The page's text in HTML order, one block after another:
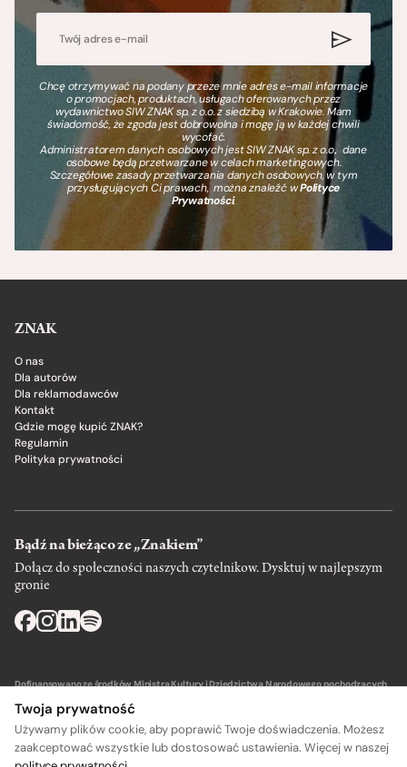
Chcę otrzymywać na podany przeze mnie adres e-mail informacje
o promocjach, produktach, usługach oferowanych przez
wydawnictwo SIW ZNAK sp. z o.o. z siedzibą w Krakowie. Mam
świadomość, że zgoda jest dobrowolna i mogę ją w każdej chwili
wycofać.
Administratorem danych osobowych jest SIW ZNAK sp. z o.o., dane
osobowe będą przetwarzane w celach marketingowych.
Szczegółowe zasady przetwarzania danych osobowych, w tym
przysługujących Ci prawach, można znaleźć wPolityce
Prywatności.
ZNAK
O nas
Dla autorów
Dla reklamodawców
Kontakt
Gdzie mogę kupić ZNAK?
Regulamin
Polityka prywatności
Bądź na bieżąco ze „Znakiem”
Dołącz do społeczności naszych czytelnikow. Dysktuj w najlepszym
gronie
Dofinansowano ze środków Ministra Kultury i Dziedzictwa Narodowego pochodzących
Twoja prywatność
Używamy plików cookie, aby poprawić Twoje doświadczenia. Możesz
zaakceptować wszystkie lub dostosować ustawienia. Więcej w naszej